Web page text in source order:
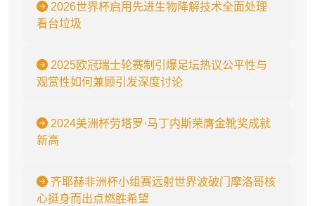
2026世界杯启用先进生物降解技术全面处理
看台垃圾
2025欧冠瑞士轮赛制引爆足坛热议公平性与
观赏性如何兼顾引发深度讨论
2024美洲杯劳塔罗·马丁内斯荣膺金靴奖成就
新高
齐耶赫非洲杯小组赛远射世界波破门摩洛哥核
心挺身而出点燃胜希望